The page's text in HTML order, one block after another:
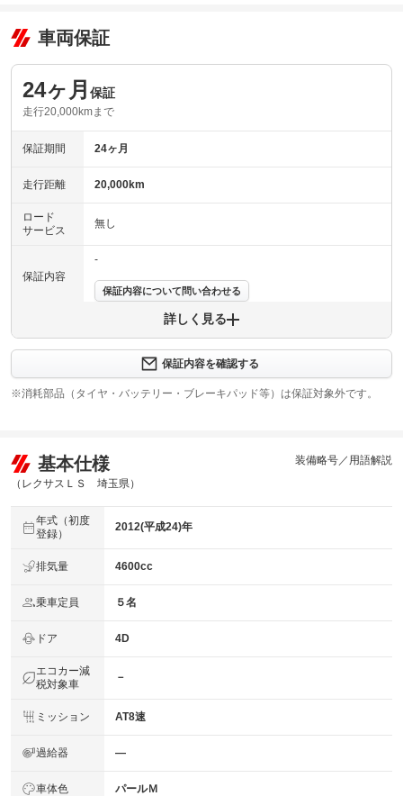
車両保証
24ヶ月 保証
走行20,000kmまで
保証期間 24ヶ月
走行距離 20,000km
ロード
サービス
無し
保証内容
-
保証内容について問い合わせる
上限金額
保証修理
受付先
-
法定整備
※車検なし・車検整備付の場合は法定24ヶ月点検整備付
法定整備
詳しく見る
保証内容を確認する
※消耗部品（タイヤ・バッテリー・ブレーキパッド等）は保証対象外です。
基本仕様
（レクサスＬＳ 埼玉県）
装備略号／用語解説
年式（初度
登録）
2012(平成24)年
排気量 4600cc
乗車定員 ５名
ドア 4D
エコカー減
税対象車
－
ミッション AT8速
過給器 ―
車体色 パールＭ